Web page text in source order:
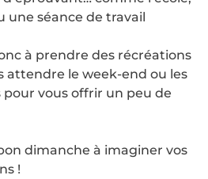
une séance de travail
à prendre des récréations
attendre le week-end ou les
pour vous offrir un peu de
dimanche à imaginer vos
!